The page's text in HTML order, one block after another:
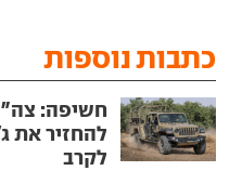
כתבות נוספות
חשיפה:
להחזיר את
לקרב